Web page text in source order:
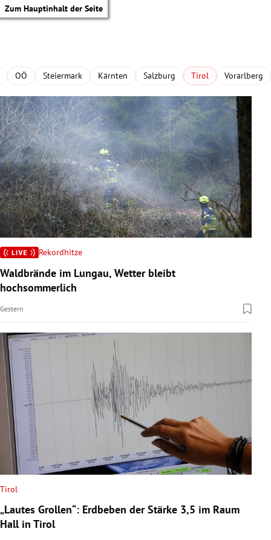
Zum Hauptinhalt der Seite
Untermenü
Untermenü
Untermenü
Untermenü
Untermenü
Untermenü
Untermenü
Untermenü
Untermenü
Untermenü
OÖ Steiermark Kärnten Salzburg Tirol Vorarlberg
Rekordhitze
Waldbrände im Lungau, Wetter bleibt
hochsommerlich
Gestern
Tirol
„Lautes Grollen“: Erdbeben der Stärke 3,5 im Raum
Hall in Tirol